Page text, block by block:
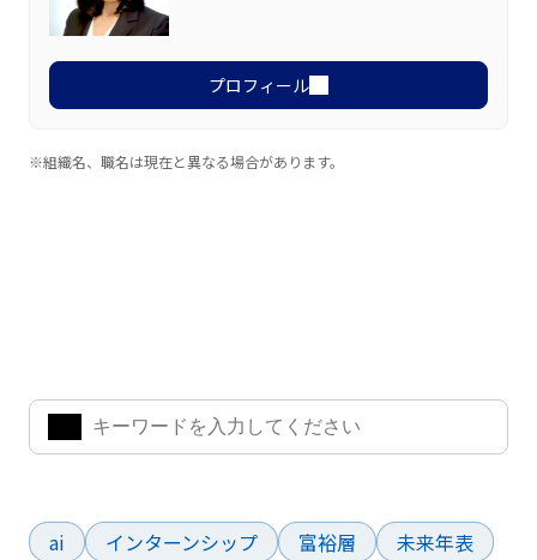
プロフィール
※組織名、職名は現在と異なる場合があります。
ai
インターンシップ 富裕層
未来年表